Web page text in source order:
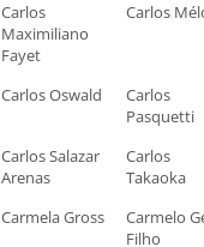
Carlos
Maximiliano
Fayet
Carlos
Carlos Oswald
Carlos
Pasquetti
Carlos Salazar
Arenas
Carlos
Takaoka
Carmela Gross
Carmelo
Filho